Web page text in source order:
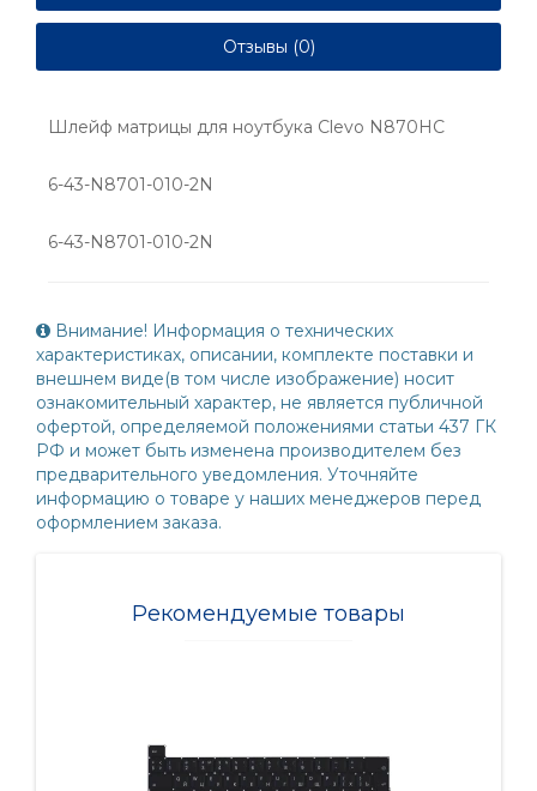
Отзывы (0)
Шлейф матрицы для ноутбука Clevo N870HC
6-43-N8701-010-2N
6-43-N8701-010-2N
Внимание! Информация о технических
характеристиках, описании, комплекте поставки и
внешнем виде(в том числе изображение) носит
ознакомительный характер, не является публичной
офертой, определяемой положениями статьи 437 ГК
РФ и может быть изменена производителем без
предварительного уведомления. Уточняйте
информацию о товаре у наших менеджеров перед
оформлением заказа.
Рекомендуемые товары